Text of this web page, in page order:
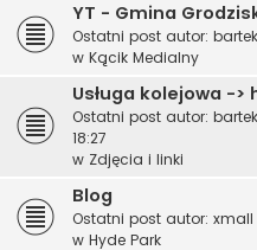
YT - Gmina
Ostatni post autor:
w Kącik Medialny
Usługa kolejowa -
Ostatni post autor:
18:27
w Zdjęcia i linki
Blog
Ostatni post autor: xmall
w Hyde Park